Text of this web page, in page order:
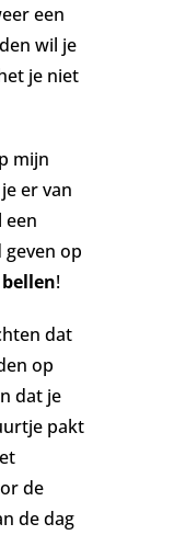
een
wil je
je niet
mijn
er van
een
op
!
dat
op
dat je
pakt
de
de dag